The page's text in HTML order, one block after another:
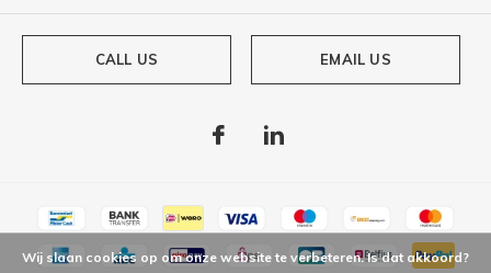
CALL US EMAIL US
Wij slaan cookies op om onze website te verbeteren. Is dat akkoord?